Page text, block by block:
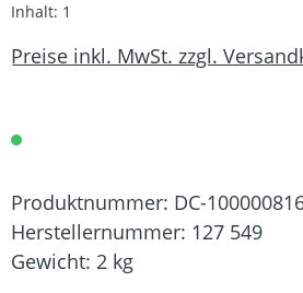
Inhalt: 1
Preise inkl. MwSt. zzgl.
Produktnummer: DC-
Herstellernummer: 127 549
Gewicht: 2 kg